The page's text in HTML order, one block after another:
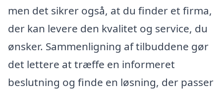
men det sikrer også, at du finder et firma,
der kan levere den kvalitet og service, du
ønsker. Sammenligning af tilbuddene gør
det lettere at træffe en informeret
beslutning og finde en løsning, der passer